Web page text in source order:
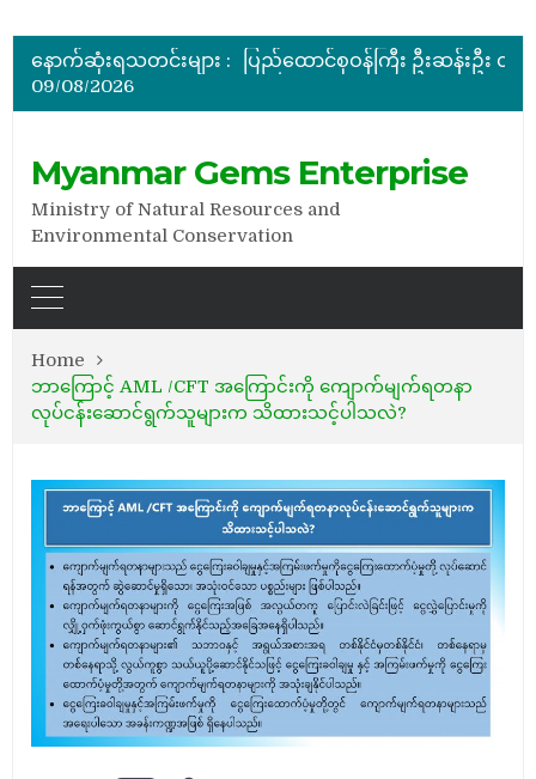
နောက်ဆုံးရသတင်းများ :
အိတ်ဖွင့်တင်ဒါခေါ်ယူခြင်း
09/08/2026
Myanmar Gems Enterprise
Ministry of Natural Resources and
Environmental Conservation
Home
ဘာကြောင့် AML /CFT အကြောင်းကို ကျောက်မျက်ရတနာ
လုပ်ငန်းဆောင်ရွက်သူများက သိထားသင့်ပါသလဲ?